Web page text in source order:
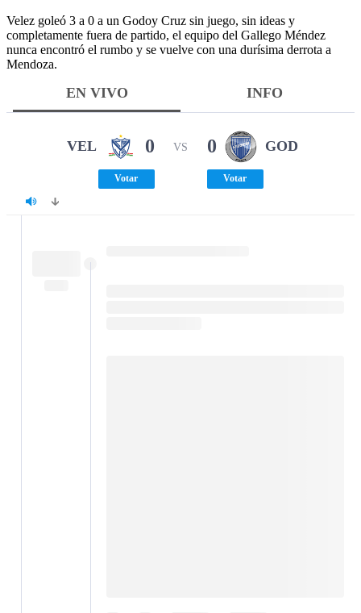
Velez goleó 3 a 0 a un Godoy Cruz sin juego, sin ideas y
completamente fuera de partido, el equipo del Gallego Méndez
nunca encontró el rumbo y se vuelve con una durísima derrota a
Mendoza.
EN VIVO INFO
VEL 0
Votar
VS 0 GOD
Votar